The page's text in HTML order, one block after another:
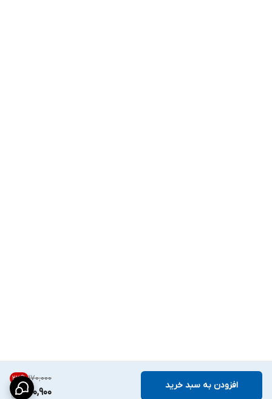
۱۷۰٬۰۰۰ 23%
130,900
افزودن به سبد خرید